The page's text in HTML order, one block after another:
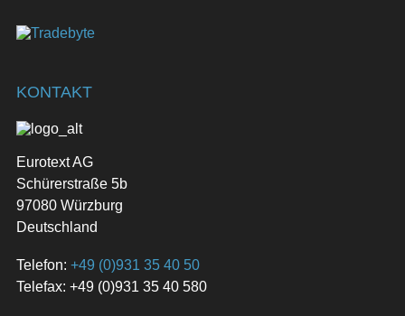
KONTAKT
Eurotext AG
Schürerstraße 5b
97080 Würzburg
Deutschland
Telefon: +49 (0)931 35 40 50
Telefax: +49 (0)931 35 40 580